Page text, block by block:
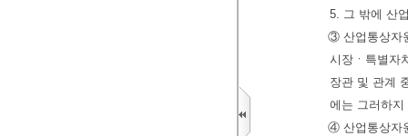
5. 그 밖에 산
③ 산업통상자
시장ㆍ특별자
장관 및 관계
에는 그러하
④ 산업통상자